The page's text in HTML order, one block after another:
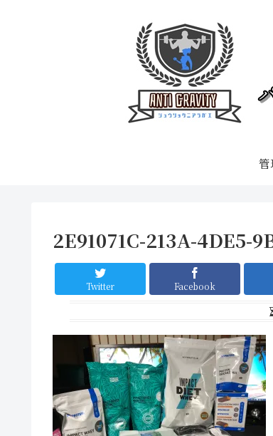
2E91071C-213A-4DE5-
Twitter Facebook